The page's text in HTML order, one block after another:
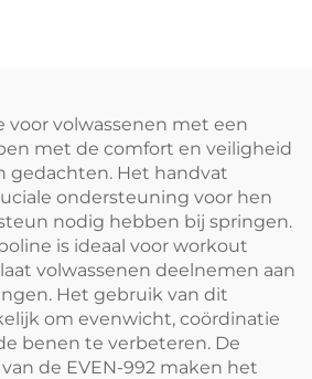
voor volwassenen met een
met de comfort en veiligheid
gedachten. Het handvat
ondersteuning voor hen
nodig hebben bij springen.
is ideaal voor workout
volwassenen deelnemen aan
Het gebruik van dit
om evenwicht, coördinatie
benen te verbeteren. De
de EVEN-992 maken het